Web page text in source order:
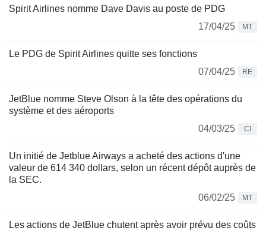
Spirit Airlines nomme Dave Davis au poste de PDG
17/04/25
MT
Le PDG de Spirit Airlines quitte ses fonctions
07/04/25
RE
JetBlue nomme Steve Olson à la tête des opérations du
système et des aéroports
04/03/25
CI
Un initié de Jetblue Airways a acheté des actions d'une
valeur de 614 340 dollars, selon un récent dépôt auprès de
la SEC.
06/02/25
MT
Les actions de JetBlue chutent après avoir prévu des coûts